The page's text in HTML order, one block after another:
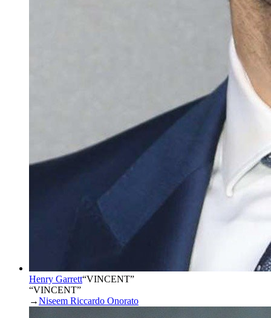
Henry Garrett“VINCENT”
“VINCENT”
→Niseem Riccardo Onorato